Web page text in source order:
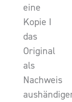
eine
Kopie I
das
Original
als
Nachweis